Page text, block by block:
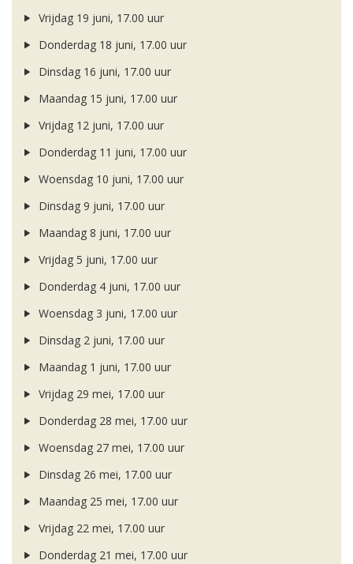
Vrijdag 19 juni, 17.00 uur
Donderdag 18 juni, 17.00 uur
Dinsdag 16 juni, 17.00 uur
Maandag 15 juni, 17.00 uur
Vrijdag 12 juni, 17.00 uur
Donderdag 11 juni, 17.00 uur
Woensdag 10 juni, 17.00 uur
Dinsdag 9 juni, 17.00 uur
Maandag 8 juni, 17.00 uur
Vrijdag 5 juni, 17.00 uur
Donderdag 4 juni, 17.00 uur
Woensdag 3 juni, 17.00 uur
Dinsdag 2 juni, 17.00 uur
Maandag 1 juni, 17.00 uur
Vrijdag 29 mei, 17.00 uur
Donderdag 28 mei, 17.00 uur
Woensdag 27 mei, 17.00 uur
Dinsdag 26 mei, 17.00 uur
Maandag 25 mei, 17.00 uur
Vrijdag 22 mei, 17.00 uur
Donderdag 21 mei, 17.00 uur